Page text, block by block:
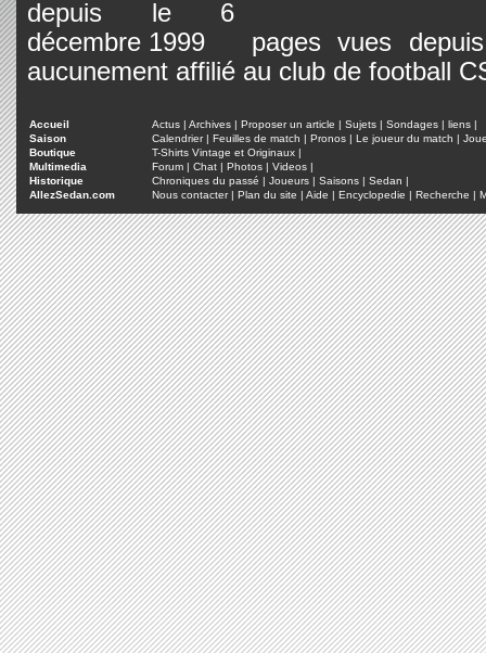
pages vues
aucunement affilié au club de football
Accueil Actus | Archives | Proposer un article | Sujets | Sondages | liens |
Saison
Calendrier| Feuilles de match | Pronos | Le joueur du match |
Boutique
T-Shirts Vintage et Originaux |
Multimedia
Forum | Chat | Photos | Videos |
Historique
Chroniques du passé | Joueurs | Saisons | Sedan |
AllezSedan.com
Nous contacter| Plan du site | Aide | Encyclopedie | Recherche |